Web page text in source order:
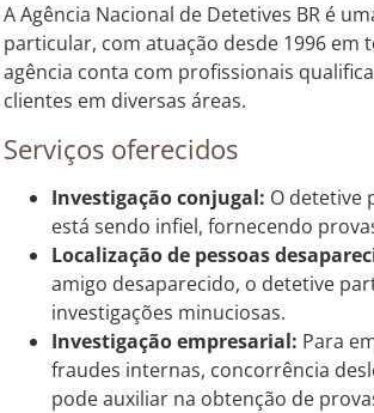
A Agência Nacional de Detetives BR é
particular, com atuação desde 1996 em
agência conta com profissionais
clientes em diversas áreas.
Serviços oferecidos
Investigação conjugal: O detetive
está sendo infiel, fornecendo
Localização de pessoas
amigo desaparecido, o detetive
investigações minuciosas.
Investigação empresarial: Para
fraudes internas, concorrência
pode auxiliar na obtenção de